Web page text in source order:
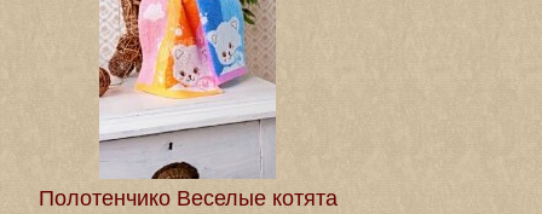
Полотенчико Веселые котята